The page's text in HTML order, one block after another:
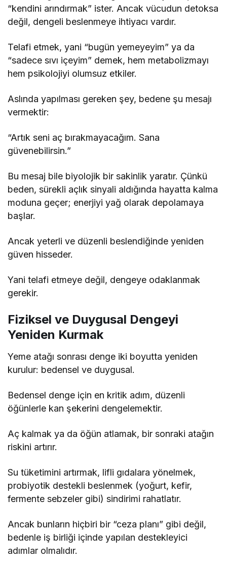
“kendini arındırmak” ister. Ancak vücudun detoksa
değil, dengeli beslenmeye ihtiyacı vardır.
Telafi etmek, yani “bugün yemeyeyim” ya da
“sadece sıvı içeyim” demek, hem metabolizmayı
hem psikolojiyi olumsuz etkiler.
Aslında yapılması gereken şey, bedene şu mesajı
vermektir:
“Artık seni aç bırakmayacağım. Sana
güvenebilirsin.”
Bu mesaj bile biyolojik bir sakinlik yaratır. Çünkü
beden, sürekli açlık sinyali aldığında hayatta kalma
moduna geçer; enerjiyi yağ olarak depolamaya
başlar.
Ancak yeterli ve düzenli beslendiğinde yeniden
güven hisseder.
Yani telafi etmeye değil, dengeye odaklanmak
gerekir.
Fiziksel ve Duygusal Dengeyi
Yeniden Kurmak
Yeme atağı sonrası denge iki boyutta yeniden
kurulur: bedensel ve duygusal.
Bedensel denge için en kritik adım, düzenli
öğünlerle kan şekerini dengelemektir.
Aç kalmak ya da öğün atlamak, bir sonraki atağın
riskini artırır.
Su tüketimini artırmak, lifli gıdalara yönelmek,
probiyotik destekli beslenmek (yoğurt, kefir,
fermente sebzeler gibi) sindirimi rahatlatır.
Ancak bunların hiçbiri bir “ceza planı” gibi değil,
bedenle iş birliği içinde yapılan destekleyici
adımlar olmalıdır.